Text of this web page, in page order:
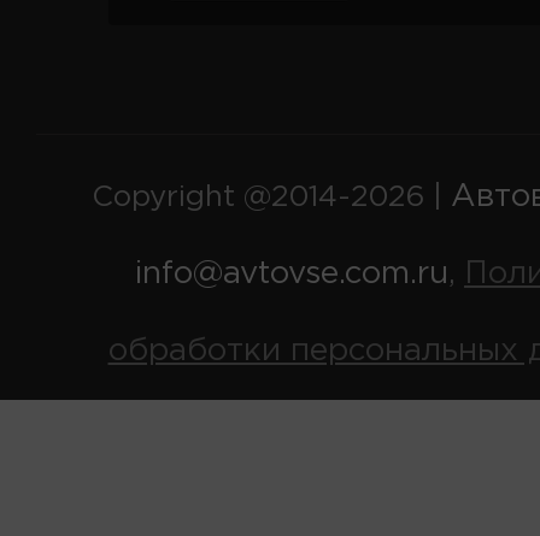
Copyright @2014-2026 |
info@avtovse.com.ru,
обработки персональных